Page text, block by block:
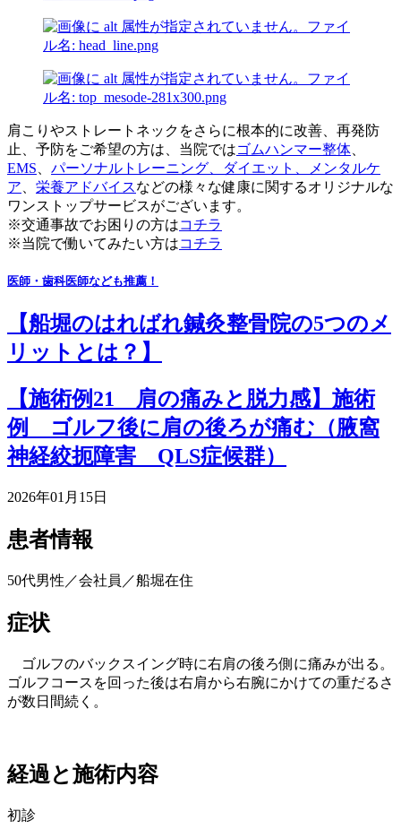
肩こりやストレートネックをさらに根本的に改善、再発防
止、予防をご希望の方は、当院ではゴムハンマー整体
EMS
パーソナルトレーニング、 ダイエット
メンタルケ
ア
栄養アドバイスなどの様々な健康に関するオリジナルな
ワンストップサービスがございます。
※交通事故でお困りの方はコチラ
※当院で働いてみたい方はコチラ
医師・歯科医師なども推薦！
【船堀のはればれ鍼灸整骨院の5つのメ
リットとは？】
【施術例21 肩の痛みと脱力感】施術
例 ゴルフ後に肩の後ろが痛む（腋窩
神経絞扼障害 QLS症候群）
2026年01月15日
患者情報
50代男性／会社員／船堀在住
症状
ゴルフのバックスイング時に右肩の後ろ側に痛みが出る。
ゴルフコースを回った後は右肩から右腕にかけての重だるさ
が数日間続く。
経過と施術内容
初診